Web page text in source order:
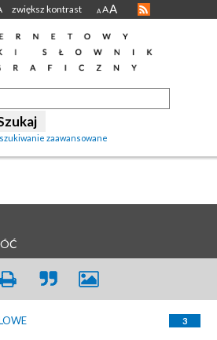
zwiększ kontrast A AA
zaawansowane
3